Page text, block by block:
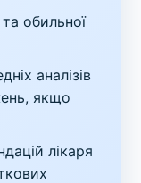
обильної
аналізів
якщо
лікаря